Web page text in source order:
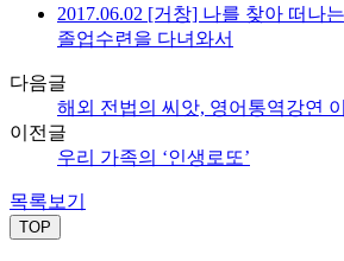
2017.06.02 [거창] 나를 찾아 떠나
졸업수련을 다녀와서
다음글
해외 전법의 씨앗, 영어통역강연
이전글
우리 가족의 ‘인생로또’
목록보기
TOP